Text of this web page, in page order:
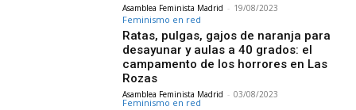
Asamblea Feminista Madrid - 19/08/2023
Feminismo en red
Ratas, pulgas, gajos de naranja para
desayunar y aulas a 40 grados: el
campamento de los horrores en Las
Rozas
Asamblea Feminista Madrid - 03/08/2023
Feminismo en red